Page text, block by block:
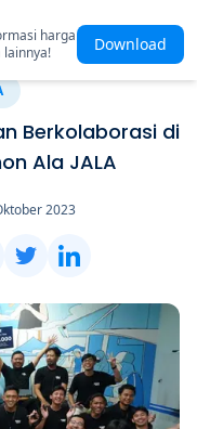
harga
lainnya!
Download
Berkolaborasi di
Ala JALA
2023